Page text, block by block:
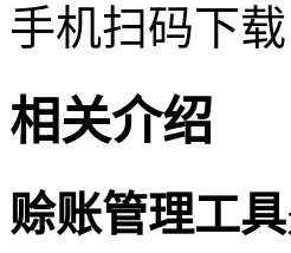
手机扫码下载
相关介绍
赊账管理工具